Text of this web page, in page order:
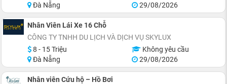
Đà Nẵng
29/08/2026
Nhân Viên Lái Xe 16 Chỗ
CÔNG TY TNHH DU LỊCH VÀ DỊCH VỤ SKYLUX
8 - 15 Triệu
Không yêu cầu
Đà Nẵng
29/08/2026
Nhân viên Cứu hộ – Hồ Bơi